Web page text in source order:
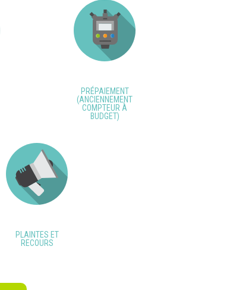
PRÉPAIEMENT
(ANCIENNEMENT
COMPTEUR À
BUDGET)
PLAINTES ET
RECOURS